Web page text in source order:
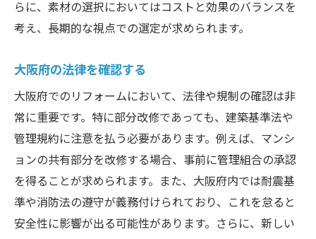
環境配慮型リフォームの利点
部分改修で生活が変わる大阪府のリフォーム成
家庭に合わせたカスタマイズ例
部分改修で得た快適な住空間
工夫が光るリフォームの実例
大阪府で支持されるデザインの特徴
部分改修がもたらす心理的効果
らに、素材の選択においてはコストと効果のバランスを
考え、長期的な視点での選定が求められます。
大阪府の法律を確認する
大阪府でのリフォームにおいて、法律や規制の確認は非
常に重要です。特に部分改修であっても、建築基準法や
管理規約に注意を払う必要があります。例えば、マンシ
ョンの共有部分を改修する場合、事前に管理組合の承認
を得ることが求められます。また、大阪府内では耐震基
準や消防法の遵守が義務付けられており、これを怠ると
安全性に影響が出る可能性があります。さらに、新しい